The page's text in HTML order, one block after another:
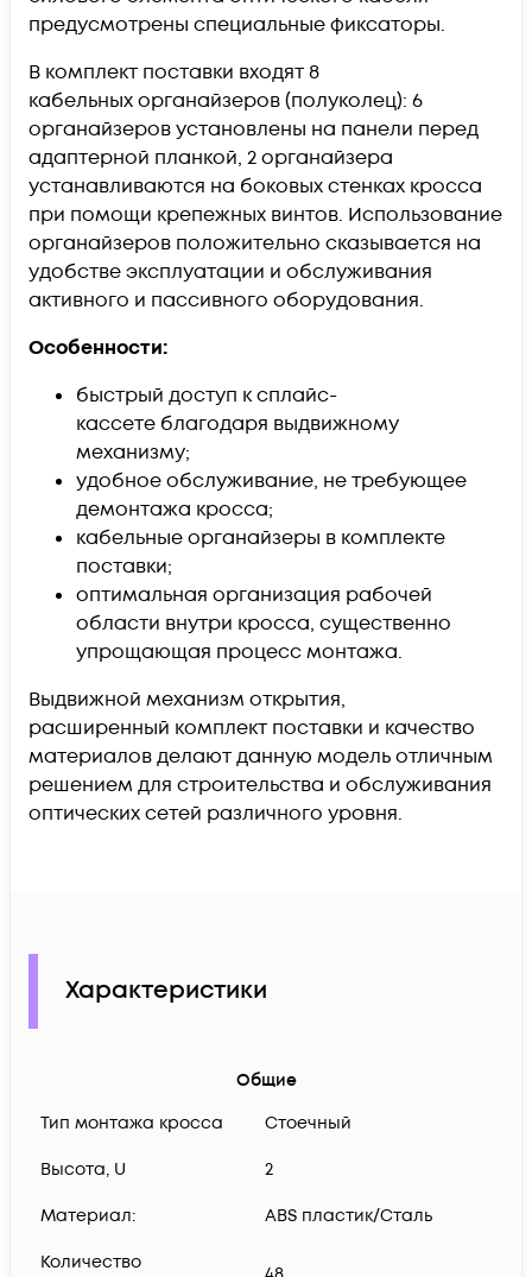
предусмотрены специальные фиксаторы.
В комплект поставки входят 8
кабельных органайзеров (полуколец): 6
органайзеров установлены на панели перед
адаптерной планкой, 2 органайзера
устанавливаются на боковых стенках кросса
при помощи крепежных винтов. Использование
органайзеров положительно сказывается на
удобстве эксплуатации и обслуживания
активного и пассивного оборудования.
Особенности:​​
быстрый доступ к сплайс-
кассете благодаря выдвижному
механизму;
удобное обслуживание, не требующее
демонтажа кросса;
кабельные органайзеры в комплекте
поставки;
оптимальная организация рабочей
области внутри кросса, существенно
упрощающая процесс монтажа.
Выдвижной механизм открытия,
расширенный комплект поставки и качество
материалов делают данную модель отличным
решением для строительства и обслуживания
оптических сетей различного уровня.
Характеристики
Общие
Тип монтажа кросса
Стоечный
Высота, U 2
Материал: ABS пластик/Сталь
Количество